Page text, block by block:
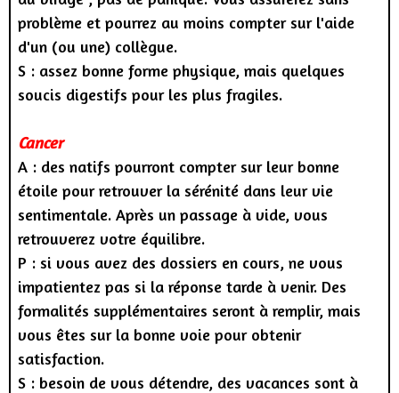
problème et pourrez au moins compter sur l'aide
d'un (ou une) collègue.
S : assez bonne forme physique, mais quelques
soucis digestifs pour les plus fragiles.
Cancer
A : des natifs pourront compter sur leur bonne
étoile pour retrouver la sérénité dans leur vie
sentimentale. Après un passage à vide, vous
retrouverez votre équilibre.
P : si vous avez des dossiers en cours, ne vous
impatientez pas si la réponse tarde à venir. Des
formalités supplémentaires seront à remplir, mais
vous êtes sur la bonne voie pour obtenir
satisfaction.
S : besoin de vous détendre, des vacances sont à